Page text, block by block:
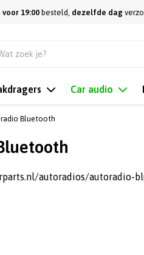
voor 19:00 besteld, dezelfde dag
Car audio
Bluetooth
autoradios/autoradio-